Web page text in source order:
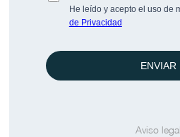
He leído y acepto el uso de
de Privacidad
ENVIAR
Aviso legal